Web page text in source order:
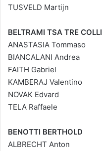
TUSVELD Martijn
BELTRAMI TSA TRE COLLI
ANASTASIA Tommaso
BIANCALANI Andrea
FAITH Gabriel
KAMBERAJ Valentino
NOVAK Edvard
TELA Raffaele
BENOTTI BERTHOLD
ALBRECHT Anton